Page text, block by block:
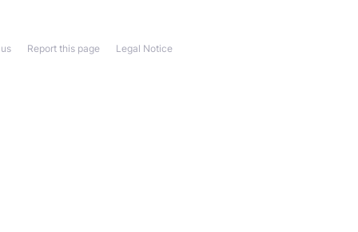
Legal Notice
Report this page